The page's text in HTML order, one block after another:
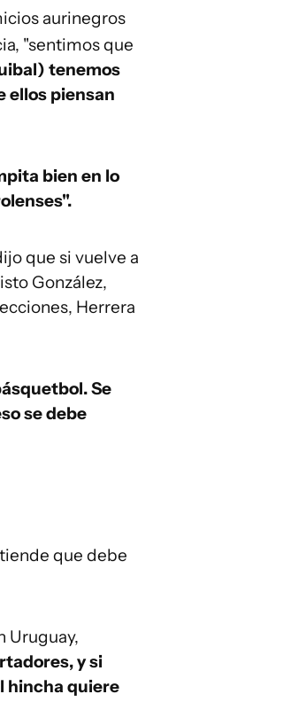
aurinegros
"sentimos que
tenemos
ellos piensan
bien en lo
que si vuelve a
González,
Herrera
Se
se debe
que debe
Uruguay,
y si
hincha quiere